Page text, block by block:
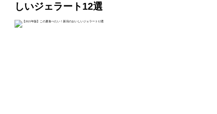
しいジェラート12選